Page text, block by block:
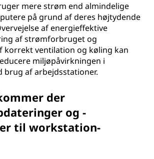
mere strøm end almindelige
på grund af deres højtydende
af energieffektive
af strømforbruget og
korrekt ventilation og køling kan
miljøpåvirkningen i
brug af arbejdsstationer.
der
og -
til workstation-